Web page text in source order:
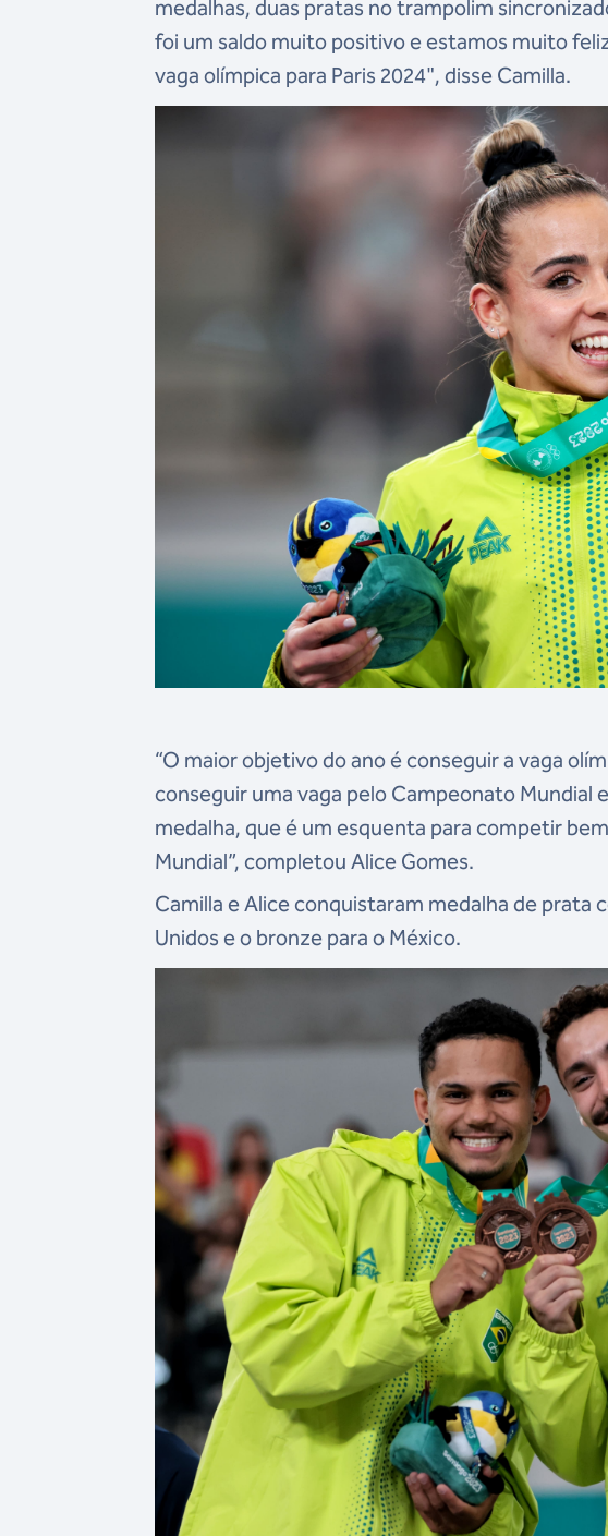
medalhas, duas pratas no trampolim
foi um saldo muito positivo e estamos muito
vaga olímpica para Paris 2024", disse Camilla.
“O maior objetivo do ano é conseguir a vaga
conseguir uma vaga pelo Campeonato Mundial
medalha, que é um esquenta para competir
Mundial”, completou Alice Gomes.
Camilla e Alice conquistaram medalha de prata
Unidos e o bronze para o México.